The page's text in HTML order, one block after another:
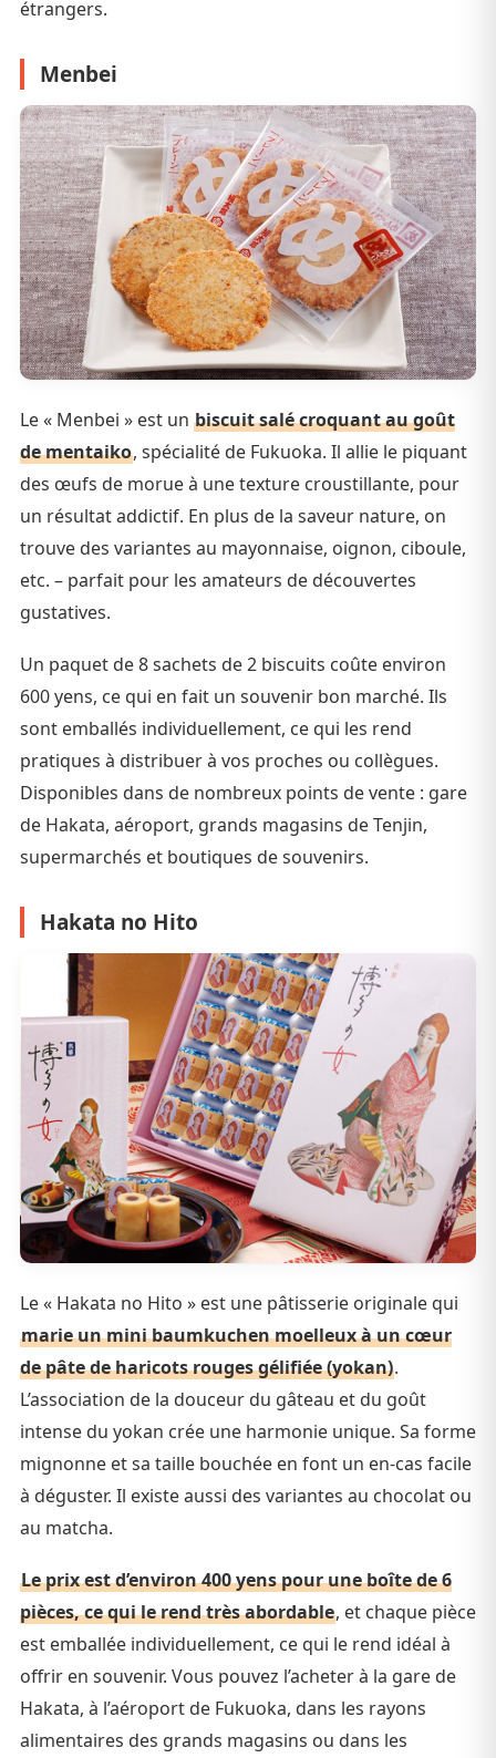
étrangers.
Menbei
Le « Menbei » est un biscuit salé croquant au goût
de mentaiko, spécialité de Fukuoka. Il allie le piquant
des œufs de morue à une texture croustillante, pour
un résultat addictif. En plus de la saveur nature, on
trouve des variantes au mayonnaise, oignon, ciboule,
etc. – parfait pour les amateurs de découvertes
gustatives.
Un paquet de 8 sachets de 2 biscuits coûte environ
600 yens, ce qui en fait un souvenir bon marché. Ils
sont emballés individuellement, ce qui les rend
pratiques à distribuer à vos proches ou collègues.
Disponibles dans de nombreux points de vente : gare
de Hakata, aéroport, grands magasins de Tenjin,
supermarchés et boutiques de souvenirs.
Hakata no Hito
Le « Hakata no Hito » est une pâtisserie originale qui
marie un mini baumkuchen moelleux à un cœur
de pâte de haricots rouges gélifiée (yokan).
L’association de la douceur du gâteau et du goût
intense du yokan crée une harmonie unique. Sa forme
mignonne et sa taille bouchée en font un en-cas facile
à déguster. Il existe aussi des variantes au chocolat ou
au matcha.
Le prix est d’environ 400 yens pour une boîte de 6
pièces, ce qui le rend très abordable, et chaque pièce
est emballée individuellement, ce qui le rend idéal à
offrir en souvenir. Vous pouvez l’acheter à la gare de
Hakata, à l’aéroport de Fukuoka, dans les rayons
alimentaires des grands magasins ou dans les